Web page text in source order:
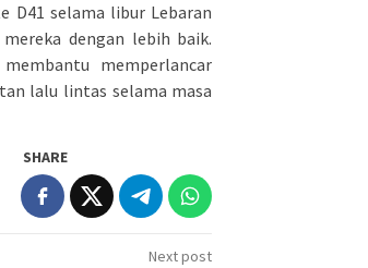
D41 selama libur Lebaran
dengan lebih baik.
memperlancar
lalu lintas selama masa
SHARE
Next post